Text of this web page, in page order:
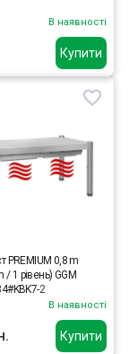
Купити
В наявності
Купити
PREMIUM 0,8 m
/ 1 рівень) GGM
2
В наявності